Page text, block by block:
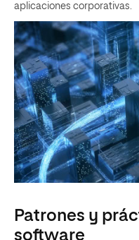
aplicaciones corporativas.
Patrones y
software